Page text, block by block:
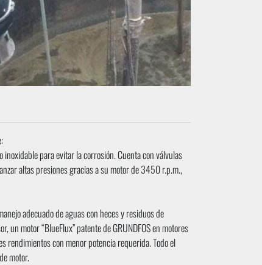
para evitar la corrosión. Cuenta con válvulas
altas presiones gracias a su motor de 3450 r.p.m.,
adecuado de aguas con heces y residuos de
un motor “BlueFlux” patente de GRUNDFOS en motores
rendimientos con menor potencia requerida. Todo el
motor.